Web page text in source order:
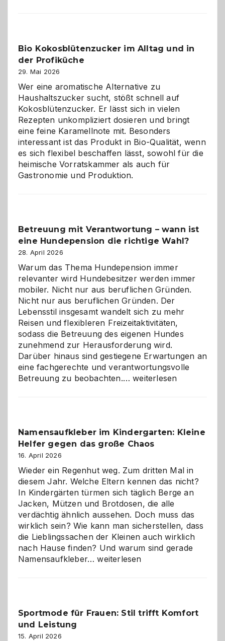
Gefahr
für
Hunde
im
eigenen
Zuhause
Bio Kokosblütenzucker im Alltag und in
der Profiküche
29. Mai 2026
Wer eine aromatische Alternative zu
Haushaltszucker sucht, stößt schnell auf
Kokosblütenzucker. Er lässt sich in vielen
Rezepten unkompliziert dosieren und bringt
eine feine Karamellnote mit. Besonders
interessant ist das Produkt in Bio-Qualität, wenn
es sich flexibel beschaffen lässt, sowohl für die
heimische Vorratskammer als auch für
Gastronomie und Produktion.
Betreuung mit Verantwortung – wann ist
eine Hundepension die richtige Wahl?
28. April 2026
Warum das Thema Hundepension immer
relevanter wird Hundebesitzer werden immer
mobiler. Nicht nur aus beruflichen Gründen.
Nicht nur aus beruflichen Gründen. Der
Lebensstil insgesamt wandelt sich zu mehr
Reisen und flexibleren Freizeitaktivitäten,
sodass die Betreuung des eigenen Hundes
zunehmend zur Herausforderung wird.
Darüber hinaus sind gestiegene Erwartungen an
eine fachgerechte und verantwortungsvolle
Betreuung zu beobachten.…Betreuung
ist
eine
Wahl?
weiterlesen
Namensaufkleber im Kindergarten: Kleine
Helfer gegen das große Chaos
16. April 2026
Wieder ein Regenhut weg. Zum dritten Mal in
diesem Jahr. Welche Eltern kennen das nicht?
In Kindergärten türmen sich täglich Berge an
Jacken, Mützen und Brotdosen, die alle
verdächtig ähnlich aussehen. Doch muss das
wirklich sein? Wie kann man sicherstellen, dass
die Lieblingssachen der Kleinen auch wirklich
nach Hause finden? Und warum sind gerade
Namensaufkleber…Namensaufkleber
gegen
weiterlesen
Sportmode für Frauen: Stil trifft Komfort
und Leistung
15. April 2026